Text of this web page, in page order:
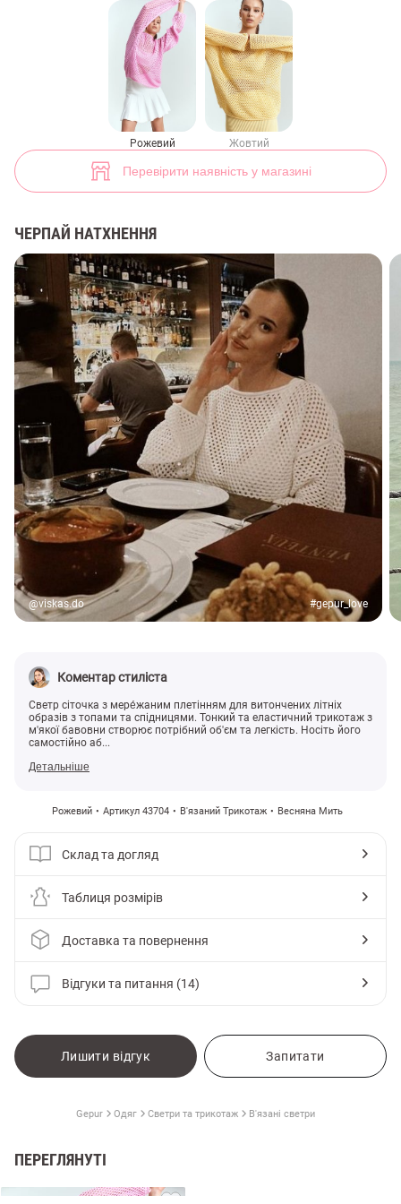
Рожевий Жовтий
Перевірити наявність у магазині
ЧЕРПАЙ НАТХНЕННЯ
@viskas.do #gepur_love
Коментар стиліста
Светр сіточка з мере́жаним плетінням для витончених літніх
образів з топами та спідницями. Тонкий та еластичний трикотаж з
м'якої бавовни створює потрібний об'єм та легкість. Носіть його
самостійно аб...
Детальніше
Рожевий Артикул 43704 В'язаний Трикотаж Весняна Мить
Склад та догляд
Таблиця розмірів
Доставка та повернення
Відгуки та питання (14)
Лишити відгук Запитати
Gepur Одяг Светри та трикотаж В'язані светри
ПЕРЕГЛЯНУТІ
Яскравий светр сіточка (арт. 43704) ♡ інтернет-магазин Gepur